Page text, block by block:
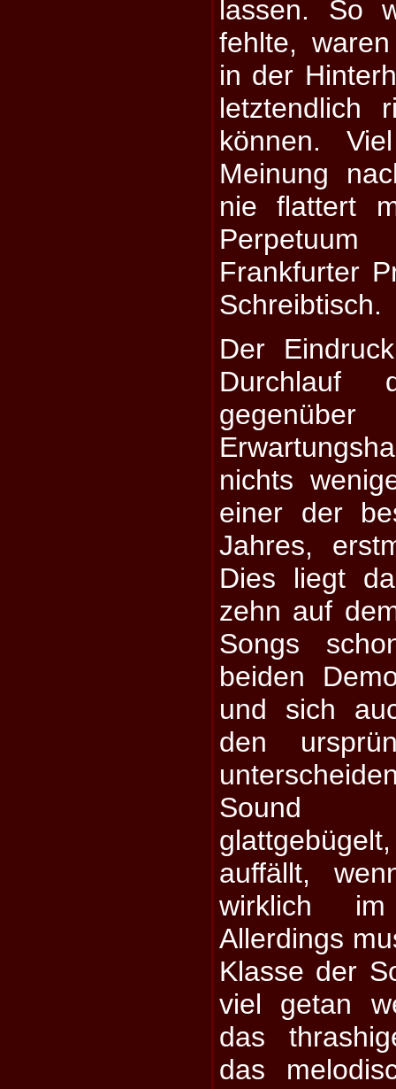
lassen. So
fehlte,
in der
letztendlich
können.
Meinung
nie flattert
Frankfurter
Schreibtisch.
Der
Durchlauf
nichts
einer der
Jahres,
Dies liegt
zehn auf
Songs
beiden
und sich
den
Sound
auffällt,
wirklich
Allerdings
Klasse der
viel getan
das
das